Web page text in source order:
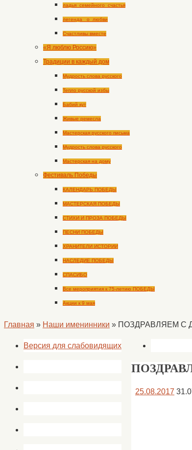
ладья_семейного_счастья
легенда _о_любви
Счастливы вместе
«Я люблю Россию»
Традиции в каждый дом
Мудрость слова русского
Тепло русской избы
Бабий кут
Живые ремесла
Мастерская русского письма
Мудрость слова русского
Мастерская на дому
Фестиваль Победы
КАЛЕНДАРЬ ПОБЕДЫ
МАСТЕРСКАЯ ПОБЕДЫ
СТИХИ И ПРОЗА ПОБЕДЫ
ПЕСНИ ПОБЕДЫ
ХРАНИТЕЛИ ИСТОРИИ
НАСЛЕДИЕ ПОБЕДЫ
СПАСИБО
Все мероприятия к 75-летию ПОБЕДЫ
Акции к 9 мая
Главная » Наши именинники » ПОЗДРАВЛЯЕМ С
25.08.2017
Версия для слабовидящих